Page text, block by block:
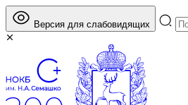
Версия для слабовидящих